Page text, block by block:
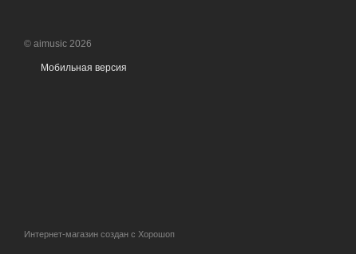
© aimusic 2026
Мобильная версия
Интернет-магазин создан с Хорошоп